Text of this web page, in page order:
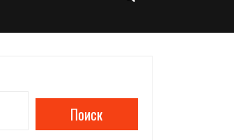
Поиск